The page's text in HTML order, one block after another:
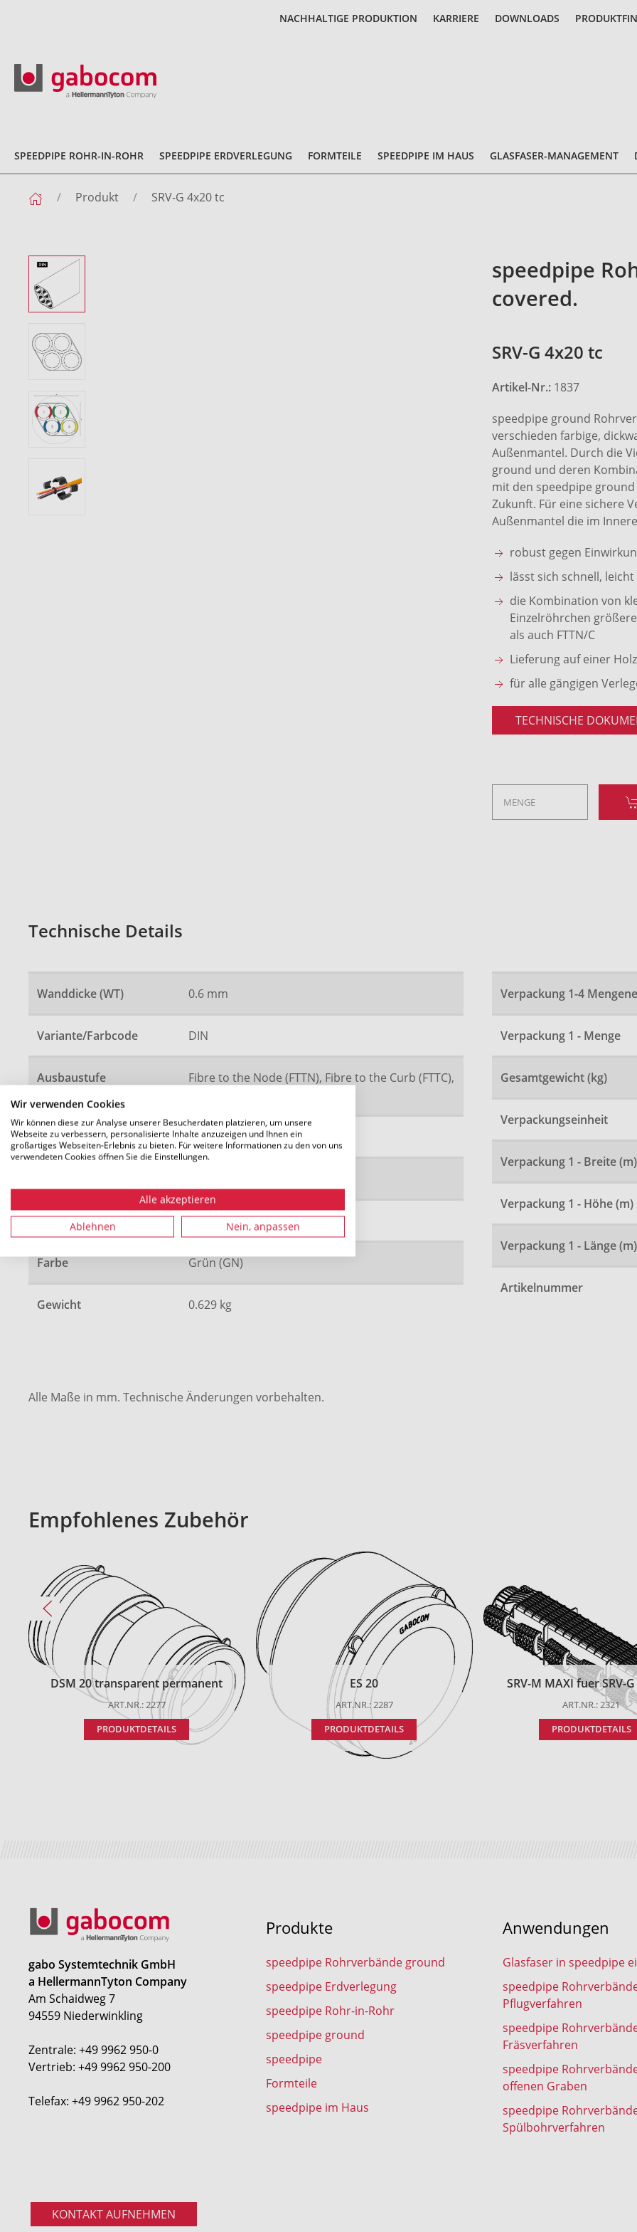
Wir verwenden Cookies
Wir können diese zur Analyse unserer Besucherdaten platzieren, um unsere
Webseite zu verbessern, personalisierte Inhalte anzuzeigen und Ihnen ein
großartiges Webseiten-Erlebnis zu bieten. Für weitere Informationen zu den von uns
verwendeten Cookies öffnen Sie die Einstellungen.
Alle akzeptieren
Ablehnen Nein, anpassen
NACHHALTIGE PRODUKTION KARRIERE DOWNLOADS
SPEEDPIPE ROHR-IN-ROHR SPEEDPIPE ERDVERLEGUNG FORMTEILE SPEEDPIPE IM HAUS GLASFASER-MANAGEMENT
Produkt SRV-G 4x20 tc
speedpipe
covered.
SRV-G 4x20 tc
Artikel-Nr.: 1837
speedpipe ground
verschieden farbige,
Außenmantel. Durch die
ground und deren
mit den speedpipe
Zukunft. Für eine sichere
Außenmantel die im
robust gegen
lässt sich schnell,
die Kombination von
Einzelröhrchen
als auch FTTN/C
Lieferung auf einer
für alle gängigen
TECHNISCHE
Technische Details
Wanddicke (WT) 0.6 mm
Variante/Farbcode DIN
Ausbaustufe
Fibre to the Node (FTTN), Fibre to the Curb (FTTC),
Bundesförderprogramm Gigabitförderung 2.0
Länge (L) 1400 m
Farbe Grün (GN)
Gewicht 0.629 kg
Verpackung 1-4
Verpackung 1 - Menge
Gesamtgewicht (kg)
Verpackungseinheit
Verpackung 1 - Breite (m)
Verpackung 1 - Höhe (m)
Verpackung 1 - Länge (m)
Artikelnummer
Alle Maße in mm. Technische Änderungen vorbehalten.
Empfohlenes Zubehör
DSM 20 transparent permanent
ART.NR.: 2277
PRODUKTDETAILS
ES 20
ART.NR.: 2287
PRODUKTDETAILS
SRV-M MAXI fuer SRV-
ART.NR.: 2321
PRODUKTDETAILS
gabo Systemtechnik GmbH
a HellermannTyton Company
Am Schaidweg 7
94559 Niederwinkling
Zentrale: +49 9962 950-0
Vertrieb: +49 9962 950-200
Telefax: +49 9962 950-202
Produkte
speedpipe Rohrverbände ground
speedpipe Erdverlegung
speedpipe Rohr-in-Rohr
speedpipe ground
speedpipe
Formteile
speedpipe im Haus
Anwendungen
Glasfaser in speedpipe
speedpipe
Pflugverfahren
speedpipe
Fräsverfahren
speedpipe
offenen Graben
speedpipe
Spülbohrverfahren
KONTAKT AUFNEHMEN